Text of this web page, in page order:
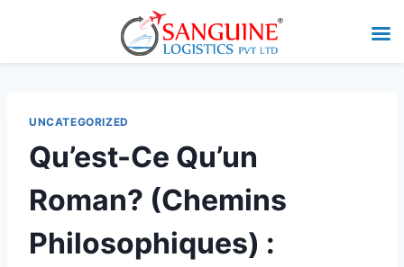
UNCATEGORIZED
Qu’est-Ce Qu’un
Roman? (Chemins
Philosophiques) :